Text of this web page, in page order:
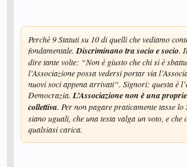
Perchè 9 Statuti su 10 di quelli che vediamo
fondamentale. Discriminano tra socio e socio.
dire tante volte: “Non è giusto che chi si è
l’Associazione possa vedersi portar via
nuovi soci appena arrivati“. Signori: questa è
Democrazia. L’Associazione non è una
collettiva. Per non pagare praticamente tasse lo
siano uguali, che una testa valga un voto, e che
qualsiasi carica.